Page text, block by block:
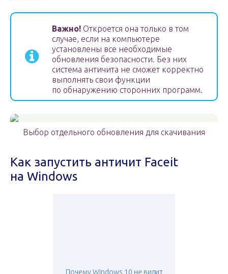
Важно! Откроется она только в том
случае, если на компьютере
установлены все необходимые
обновления безопасности. Без них
система античита не сможет корректно
выполнять свои функции
по обнаружению сторонних программ.
Выбор отдельного обновления для скачивания
Как запустить античит Faceit
на Windows
Почему Windows 10 не видит